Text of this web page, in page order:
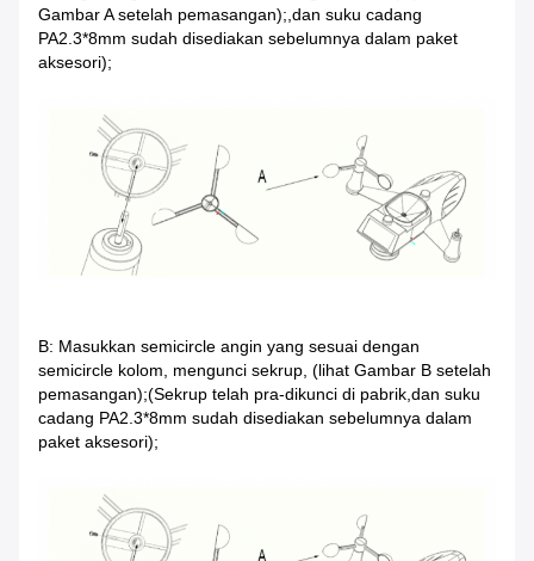
Gambar A setelah pemasangan);,dan suku cadang
PA2.3*8mm sudah disediakan sebelumnya dalam paket
aksesori);
B: Masukkan semicircle angin yang sesuai dengan
semicircle kolom, mengunci sekrup, (lihat Gambar B setelah
pemasangan);(Sekrup telah pra-dikunci di pabrik,dan suku
cadang PA2.3*8mm sudah disediakan sebelumnya dalam
paket aksesori);